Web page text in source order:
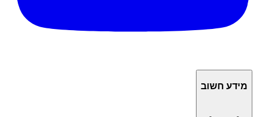
מידע חשוב